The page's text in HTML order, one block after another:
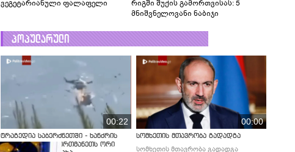
ვეგეტარიანული ფალაფელი
რიგში შუქის გამორთვისას: 5
მნიშვნელოვანი ნაბიჯი
პოპულარული
00:22
ტრაგედია საბერძნეთში - ხანძრის
ჩაქრობის დროს ერთმანეთს ორი
00:00
სომხეთის მთავრობა გადადგა
სომხეთის მთავრობა გადადგა